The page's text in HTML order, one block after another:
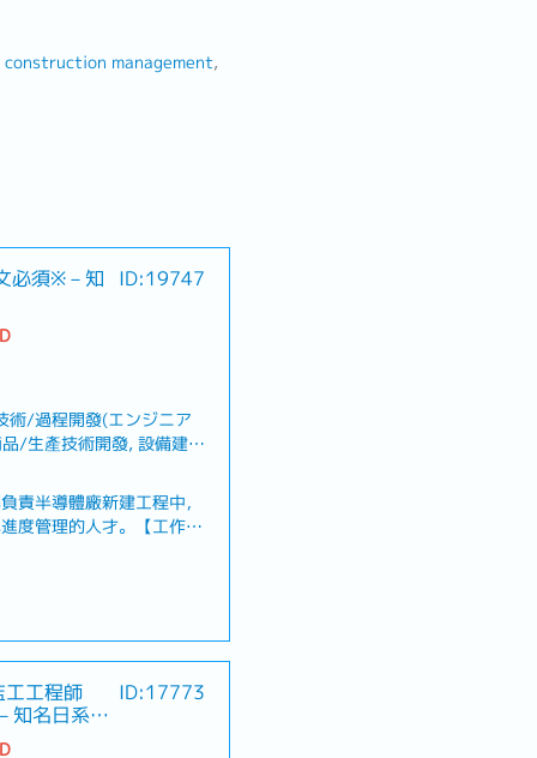
management
必須※－知
ID:19747
術/過程開發(エンジニア
/生產技術開發, 設備建
責半導體廠新建工程中，
度管理的人才。【工作內
採購及施工各階段的交期
程與執行進度・確認並協
握交期延誤或進度異常問
供應商、協力廠商及施工
據新建工程專案需求，協
製作進度管理表、會議資
門共享資訊並進行業務協
假、生理假、產檢假、陪
工程師
知名日系水
ID:17773